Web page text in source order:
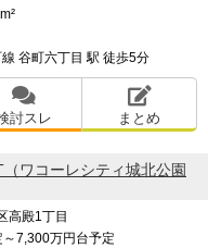
谷町六丁目 駅 徒歩5分
討スレ まとめ
ワコーレシティ城北公園
高殿1丁目
7,300万円台予定